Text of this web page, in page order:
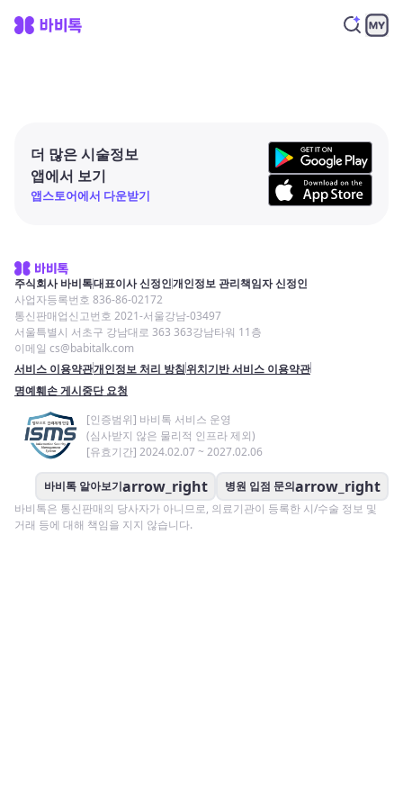
더 많은 시술정보
앱에서 보기
앱스토어에서 다운받기
주식회사 바비톡대표이사 신정인개인정보 관리책임자 신정인
사업자등록번호 836-86-02172
통신판매업신고번호 2021-서울강남-03497
서울특별시 서초구 강남대로 363 363강남타워 11층
이메일 cs@babitalk.com
서비스 이용약관개인정보 처리 방침위치기반 서비스 이용약관
명예훼손 게시중단 요청
[인증범위] 바비톡 서비스 운영
(심사받지 않은 물리적 인프라 제외)
[유효기간] 2024.02.07 ~ 2027.02.06
바비톡 알아보기arrow_right 병원 입점 문의arrow_right
바비톡은 통신판매의 당사자가 아니므로, 의료기관이 등록한 시/수술 정보 및
거래 등에 대해 책임을 지지 않습니다.